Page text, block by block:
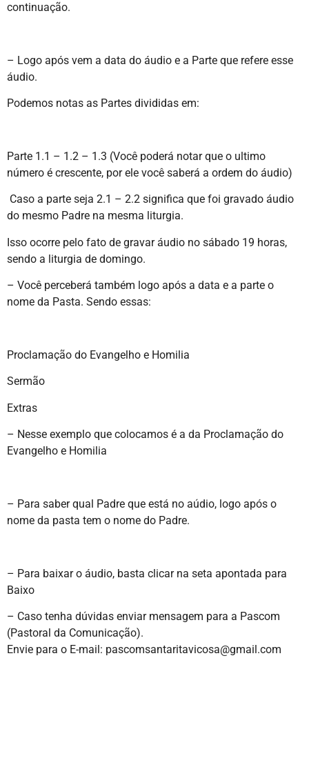
continuação.
– Logo após vem a data do áudio e a Parte que refere esse
áudio.
Podemos notas as Partes divididas em:
Parte 1.1 – 1.2 – 1.3 (Você poderá notar que o ultimo
número é crescente, por ele você saberá a ordem do áudio)
Caso a parte seja 2.1 – 2.2 significa que foi gravado áudio
do mesmo Padre na mesma liturgia.
Isso ocorre pelo fato de gravar áudio no sábado 19 horas,
sendo a liturgia de domingo.
– Você perceberá também logo após a data e a parte o
nome da Pasta. Sendo essas:
Proclamação do Evangelho e Homilia
Sermão
Extras
– Nesse exemplo que colocamos é a da Proclamação do
Evangelho e Homilia
– Para saber qual Padre que está no aúdio, logo após o
nome da pasta tem o nome do Padre.
– Para baixar o áudio, basta clicar na seta apontada para
Baixo
– Caso tenha dúvidas enviar mensagem para a Pascom
(Pastoral da Comunicação).
Envie para o E-mail: pascomsantaritavicosa@gmail.com